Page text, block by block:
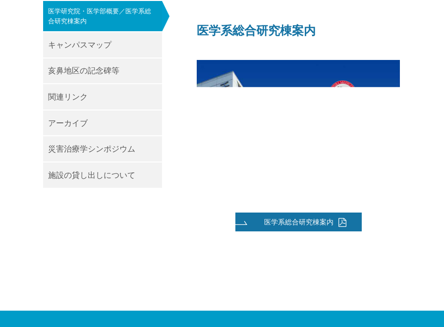
医学系総合研究棟案内
医学系総合研究棟案内
医学研究院・医学部概要／医学系総
合研究棟案内
キャンパスマップ
亥鼻地区の記念碑等
関連リンク
アーカイブ
災害治療学シンポジウム
施設の貸し出しについて